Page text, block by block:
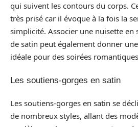
qui suivent les contours du corps.
très prisé car il évoque à la fois la
simplicité. Associer une nuisette en
de satin peut également donner
idéale pour des soirées
Les soutiens-gorges en satin
Les soutiens-gorges en satin se
de nombreux styles, allant des